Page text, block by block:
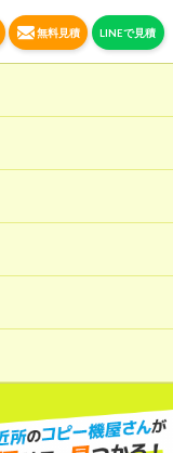
無料見積 LINEで見積